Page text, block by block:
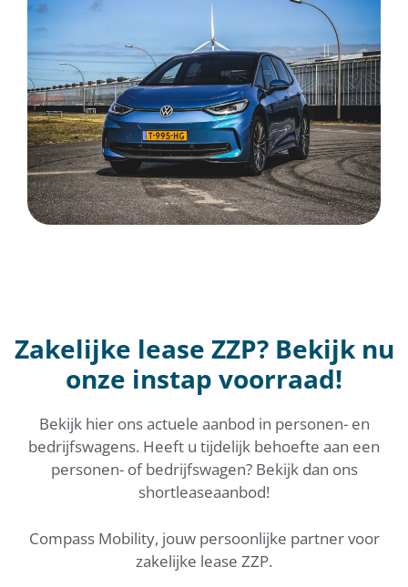
Zakelijke lease ZZP? Bekijk nu
onze instap voorraad!
Bekijk hier ons actuele aanbod in personen- en
bedrijfswagens. Heeft u tijdelijk behoefte aan een
personen- of bedrijfswagen? Bekijk dan ons
shortleaseaanbod!
Compass Mobility, jouw persoonlijke partner voor
zakelijke lease ZZP.